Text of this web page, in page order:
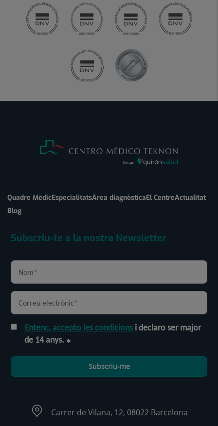
Quadre MèdicEspecialitatsÀrea diagnòsticaEl CentreActualitat
Blog
Subscriu-te a la nostra Newsletter
Entenc, accepto les condicions i declaro ser major
de 14 anys.
Subscriu-me
Carrer de Vilana, 12, 08022 Barcelona